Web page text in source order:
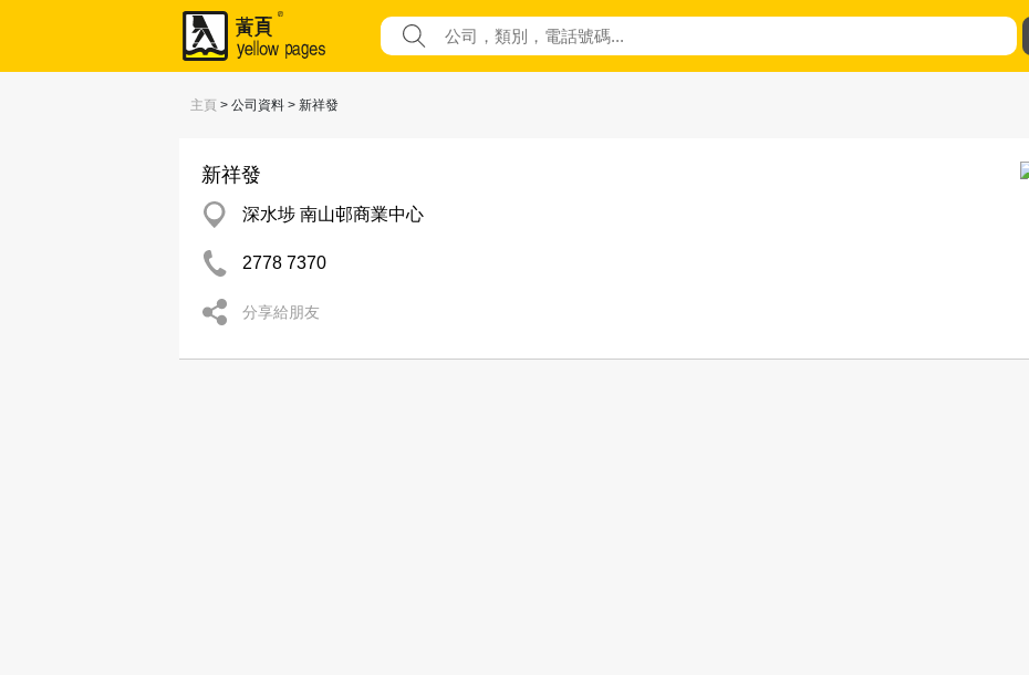
主頁 > 公司資料 > 新祥發
新祥發
深水埗 南山邨商業中心
2778 7370
分享給朋友